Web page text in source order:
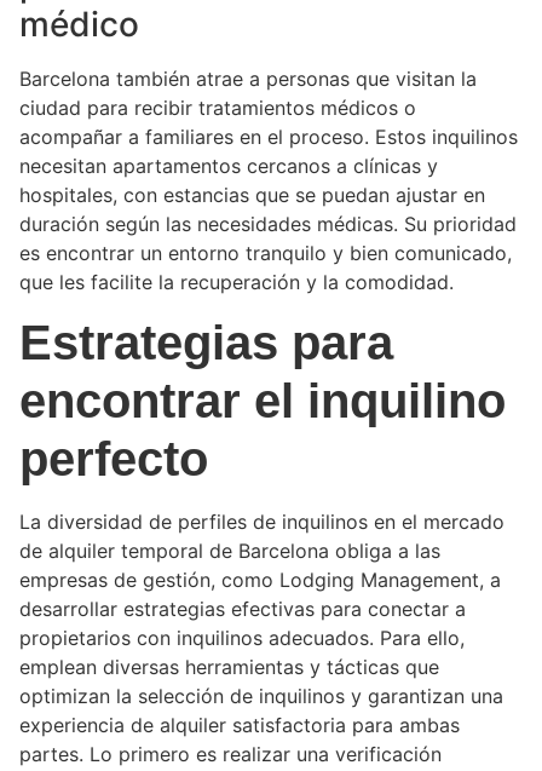
médico
Barcelona también atrae a personas que visitan la
ciudad para recibir tratamientos médicos o
acompañar a familiares en el proceso. Estos inquilinos
necesitan apartamentos cercanos a clínicas y
hospitales, con estancias que se puedan ajustar en
duración según las necesidades médicas. Su prioridad
es encontrar un entorno tranquilo y bien comunicado,
que les facilite la recuperación y la comodidad.
Estrategias para
encontrar el inquilino
perfecto
La diversidad de perfiles de inquilinos en el mercado
de alquiler temporal de Barcelona obliga a las
empresas de gestión, como Lodging Management, a
desarrollar estrategias efectivas para conectar a
propietarios con inquilinos adecuados. Para ello,
emplean diversas herramientas y tácticas que
optimizan la selección de inquilinos y garantizan una
experiencia de alquiler satisfactoria para ambas
partes. Lo primero es realizar una verificación